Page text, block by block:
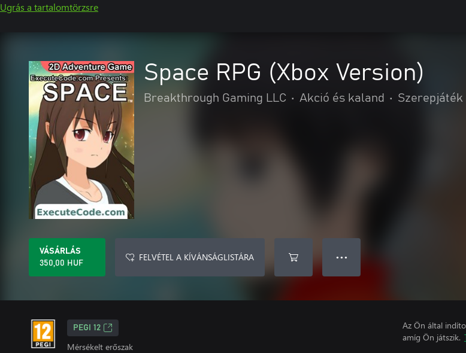
Ugrás a tartalomtörzsre
Space RPG (Xbox Version)
Breakthrough Gaming LLC • Akció és kaland • Szerepjáték
VÁSÁRLÁS
350,00 HUF
FELVÉTEL A KÍVÁNSÁGLISTÁRA ● ● ●
PEGI 12
Mérsékelt erőszak
Az Ön által
amíg Ön játszik.